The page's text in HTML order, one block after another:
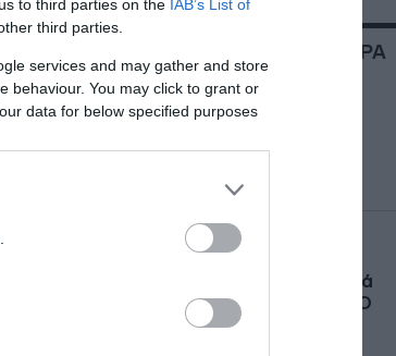
to third parties on the IAB’s List of
third parties.
services and may gather and store
behaviour. You may click to grant or
data for below specified purposes
ΣΧΕΤΙΚΑ ΜΕ:ΑΓΚΥΡΑ
Ελλάδα – Τουρκία:
Ποια χώρα βγήκε
Σύνοδο του ΝΑΤΟ;
Η εύθραυστη
ισορροπία στα
ελληνοτουρκικά μετά
τη Σύνοδο του ΝΑΤΟ
– Ανάλυση του